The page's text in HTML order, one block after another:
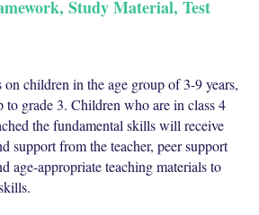
Study Material, Test
children in the age group of 3-9 years,
grade 3. Children who are in class 4
the fundamental skills will receive
support from the teacher, peer support
age-appropriate teaching materials to